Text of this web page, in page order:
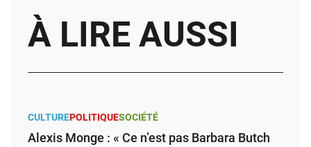
À LIRE AUSSI
CULTUREPOLITIQUESOCIÉTÉ
Alexis Monge : « Ce n’est pas Barbara Butch